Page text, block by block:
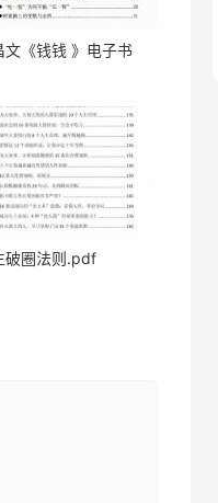
文《钱钱 》电子书
破圈法则.pdf